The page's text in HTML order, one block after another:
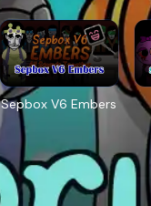
Sepbox V6 Embers